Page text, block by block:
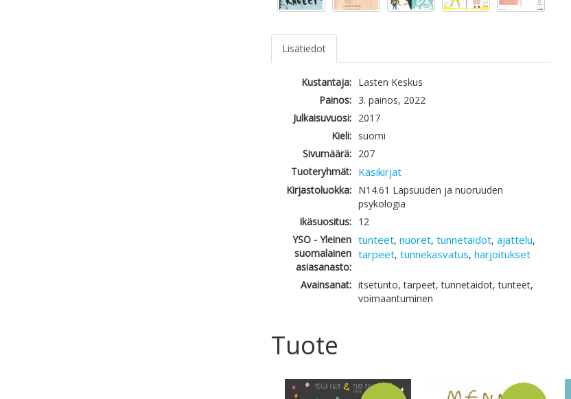
Lisätiedot
Kustantaja:
Lasten Keskus
Painos:
3. painos, 2022
Julkaisuvuosi:
2017
Kieli:
suomi
Sivumäärä:
207
Tuoteryhmät:
Käsikirjat
Kirjastoluokka:
N14.61 Lapsuuden ja nuoruuden
psykologia
Ikäsuositus:
12
YSO - Yleinen
suomalainen
asiasanasto:
tunteet, nuoret, tunnetaidot, ajattelu,
tarpeet, tunnekasvatus, harjoitukset
Avainsanat: itsetunto, tarpeet, tunnetaidot, tunteet,
voimaantuminen
Tuote